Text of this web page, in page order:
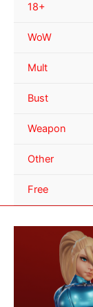
18+
WoW
Mult
Bust
Weapon
Other
Free